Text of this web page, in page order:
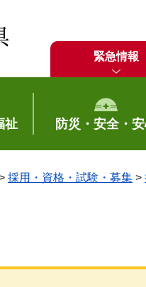
緊急情報
祉 防災・安全・
採用・資格・試験・募集 >